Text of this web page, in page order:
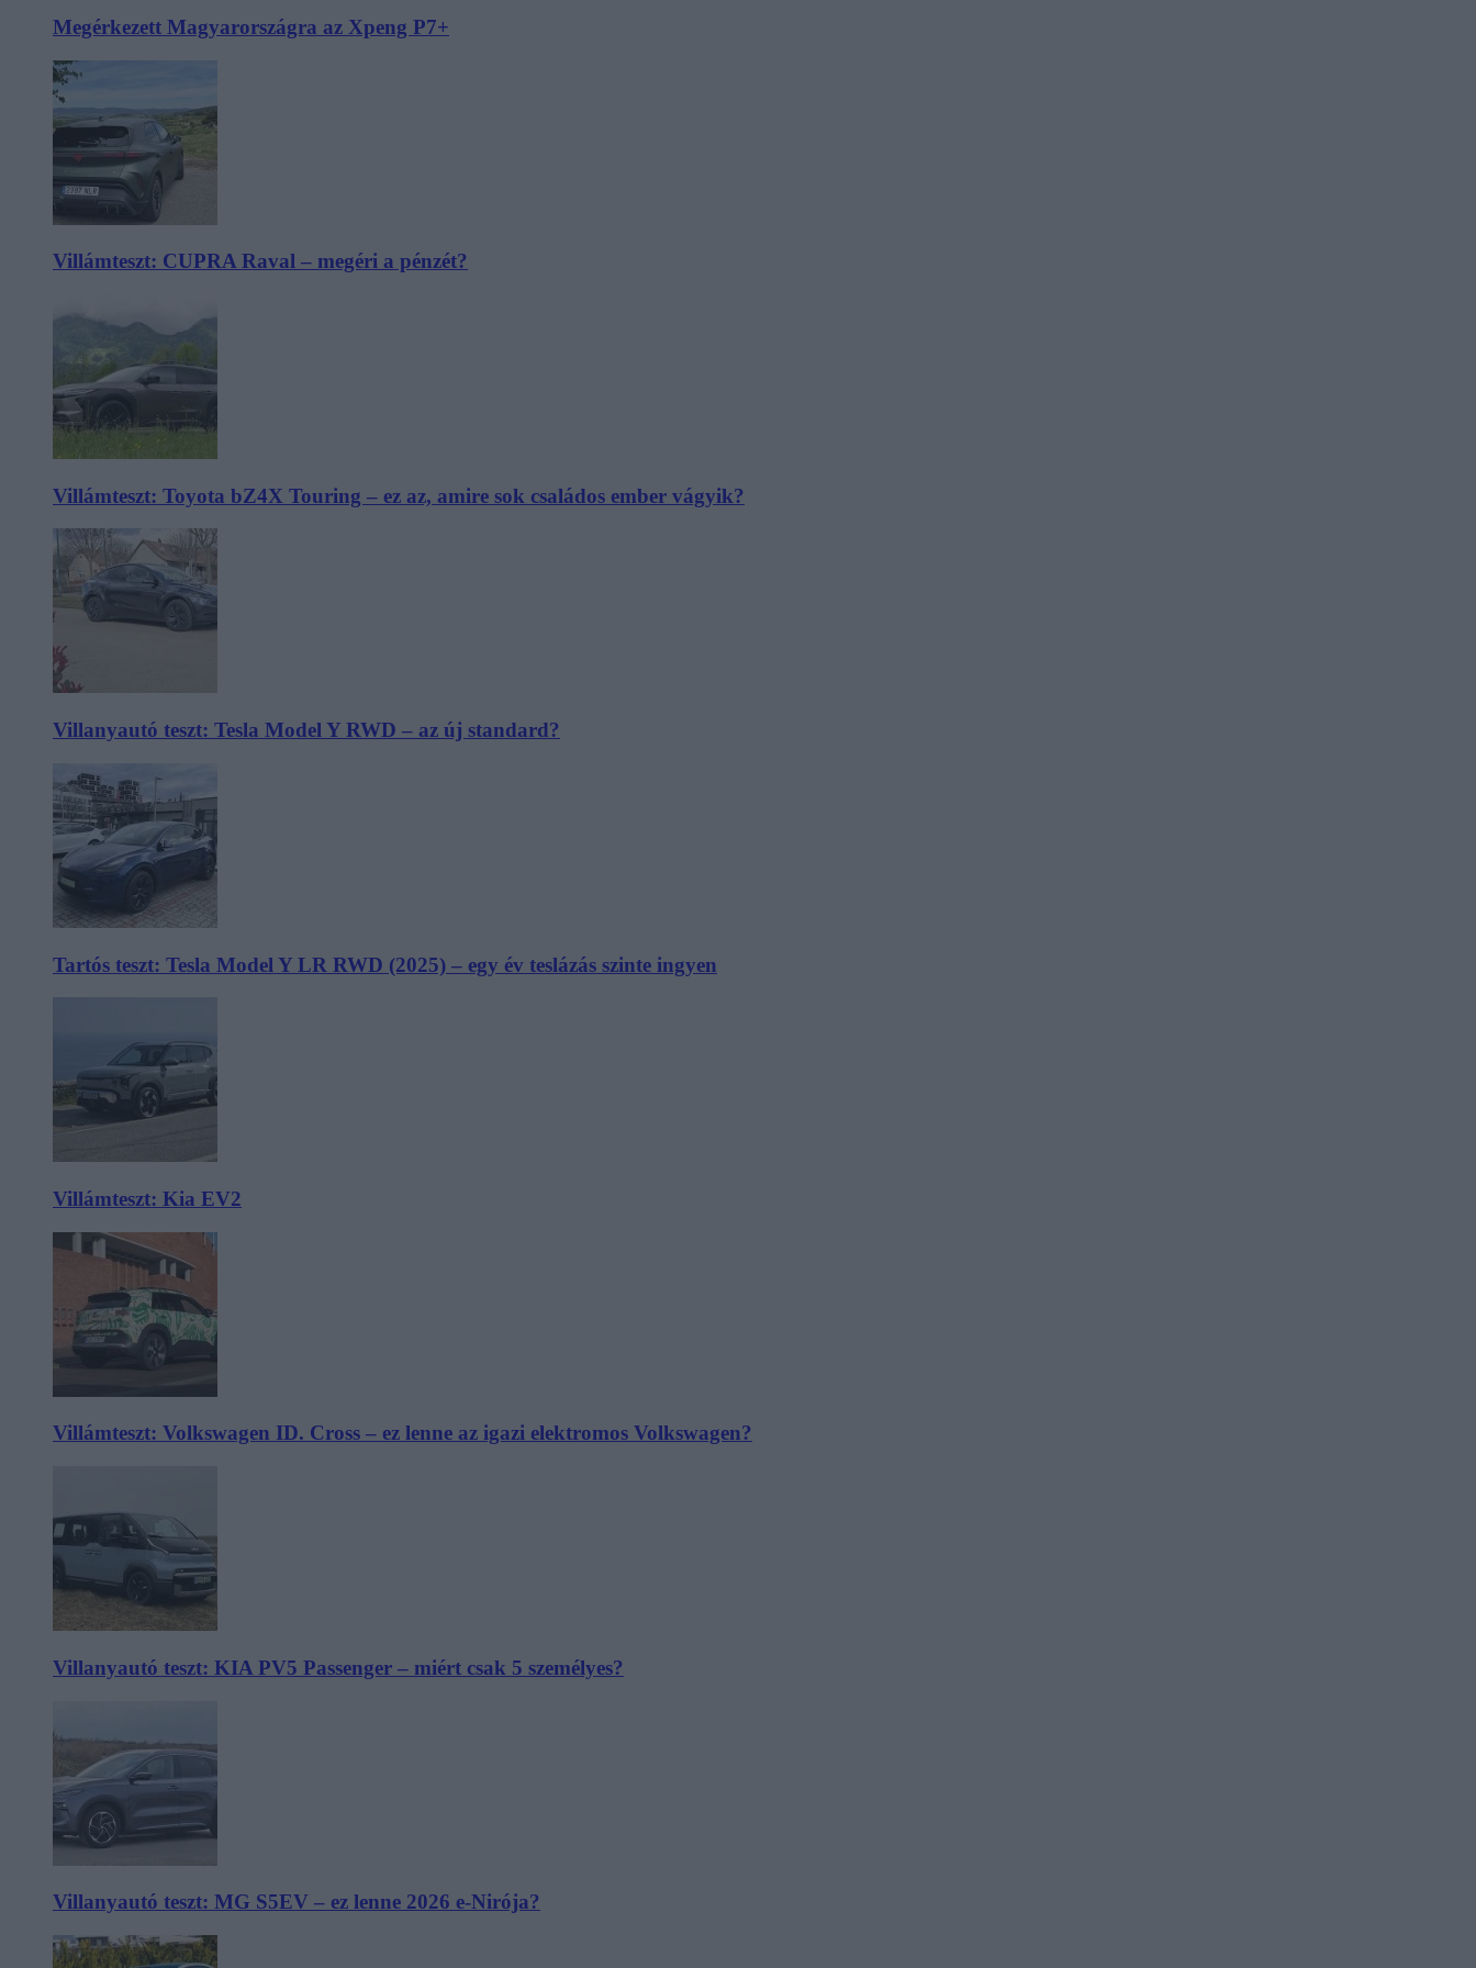
Megérkezett Magyarországra az Xpeng P7+
Villámteszt: CUPRA Raval – megéri a pénzét?
Villámteszt: Toyota bZ4X Touring – ez az, amire sok családos ember vágyik?
Villanyautó teszt: Tesla Model Y RWD – az új standard?
Tartós teszt: Tesla Model Y LR RWD (2025) – egy év teslázás szinte ingyen
Villámteszt: Kia EV2
Villámteszt: Volkswagen ID. Cross – ez lenne az igazi elektromos Volkswagen?
Villanyautó teszt: KIA PV5 Passenger – miért csak 5 személyes?
Villanyautó teszt: MG S5EV – ez lenne 2026 e-Nirója?